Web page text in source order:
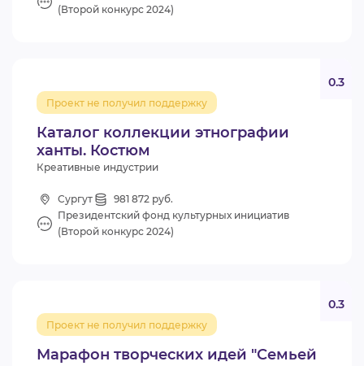
(Второй конкурс 2024)
Каталог коллекции этнографии
ханты. Костюм
Проект не получил поддержку
0.3
Креативные индустрии
Сургут
981 872 руб.
Президентский фонд культурных инициатив
(Второй конкурс 2024)
Марафон творческих идей "Семьей
Проект не получил поддержку
0.3